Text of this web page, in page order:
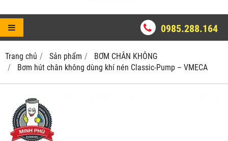
0985.288.164
Trang chủ Sản phẩm
BƠM CHÂN KHÔNG
Bơm hút chân không dùng khí nén Classic-Pump – VMECA